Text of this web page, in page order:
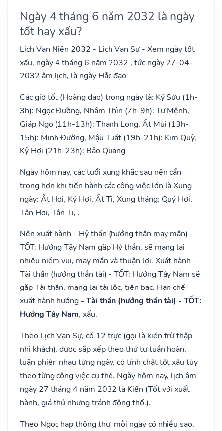
Ngày 4 tháng 6 năm 2032 là ngày
tốt hay xấu?
Lịch Vạn Niên 2032 - Lịch Vạn Sự - Xem ngày tốt
xấu, ngày 4 tháng 6 năm 2032 , tức ngày 27-04-
2032 âm lịch, là ngày Hắc đạo
Các giờ tốt (Hoàng đạo) trong ngày là: Kỷ Sửu (1h-
3h): Ngọc Đường, Nhâm Thìn (7h-9h): Tư Mệnh,
Giáp Ngọ (11h-13h): Thanh Long, Ất Mùi (13h-
15h): Minh Đường, Mậu Tuất (19h-21h): Kim Quỹ,
Kỷ Hợi (21h-23h): Bảo Quang
Ngày hôm nay, các tuổi xung khắc sau nên cẩn
trọng hơn khi tiến hành các công việc lớn là Xung
ngày: Ất Hợi, Kỷ Hợi, Ất Tị, Xung tháng: Quý Hợi,
Tân Hợi, Tân Tị, .
Nên xuất hành - Hỷ thần (hướng thần may mắn) -
TỐT: Hướng Tây Nam gặp Hỷ thần, sẽ mang lại
nhiều niềm vui, may mắn và thuận lợi. Xuất hành -
Tài thần (hướng thần tài) - TỐT: Hướng Tây Nam sẽ
gặp Tài thần, mang lại tài lộc, tiền bạc. Hạn chế
xuất hành hướng - Tài thần (hướng thần tài) - TỐT:
Hướng Tây Nam, xấu.
Theo Lịch Vạn Sự, có 12 trực (gọi là kiến trừ thập
nhị khách), được sắp xếp theo thứ tự tuần hoàn,
luân phiên nhau từng ngày, có tính chất tốt xấu tùy
theo từng công việc cụ thể. Ngày hôm nay, lịch âm
ngày 27 tháng 4 năm 2032 là Kiến (Tốt với xuất
hành, giá thú nhưng tránh động thổ.).
Theo Ngọc hạp thông thư, mỗi ngày có nhiều sao,